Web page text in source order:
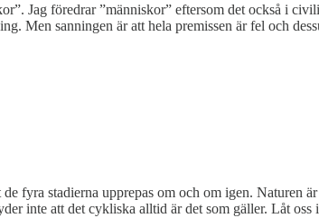
Jag föredrar ”människor” eftersom det också i
Men sanningen är att hela premissen är fel och
fyra stadierna upprepas om och om igen. Naturen
inte att det cykliska alltid är det som gäller. Låt oss